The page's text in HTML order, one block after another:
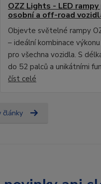
OZZ Lights - LED rampy
osobní a off-road
Objevte světelné rampy
– ideální kombinace
pro všechna vozidla. S
do 52 palců a unikátními
číst celé
články